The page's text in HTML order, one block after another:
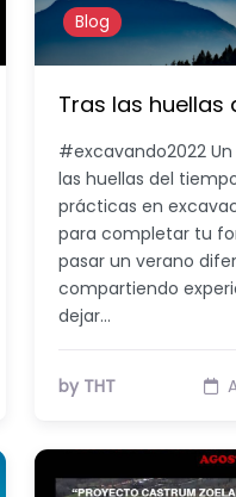
Blog
Tras las huellas
#excavando2022
las huellas del
prácticas en
para completar tu
pasar un verano
compartiendo
dejar…
by THT